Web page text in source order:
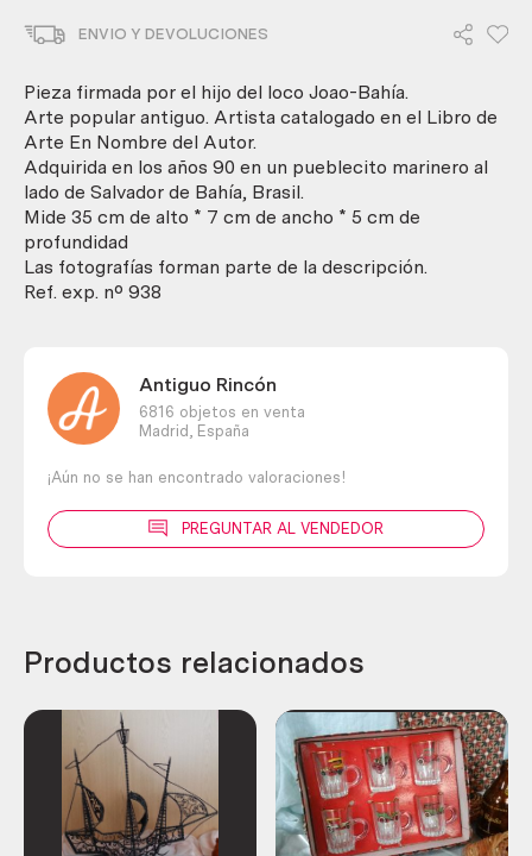
Jacaranda
cantidad
ENVIO Y DEVOLUCIONES
Pieza firmada por el hijo del loco Joao-Bahía.
Arte popular antiguo. Artista catalogado en el Libro de
Arte En Nombre del Autor.
Adquirida en los años 90 en un pueblecito marinero al
lado de Salvador de Bahía, Brasil.
Mide 35 cm de alto * 7 cm de ancho * 5 cm de
profundidad
Las fotografías forman parte de la descripción.
Ref. exp. nº 938
Antiguo Rincón
6816 objetos en venta
Madrid,
España
¡Aún no se han encontrado valoraciones!
PREGUNTAR AL VENDEDOR
Productos relacionados